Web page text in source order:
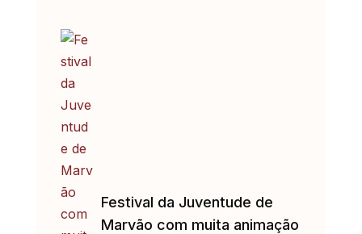
Festival da Juventude de
Marvão com muita animação